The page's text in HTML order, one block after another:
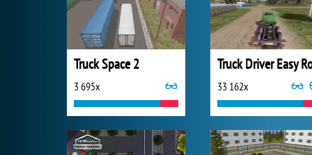
Truck Space 2
3 695x 33 162x